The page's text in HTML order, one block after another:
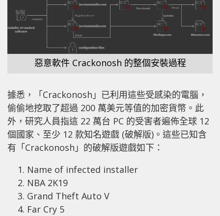
惡意軟件 Crackonosh 的整個安裝過程
據悉，「Crackonosh」已利用這些受感染的電腦，
偷偷地挖取了超過 200 萬美元等值的加密貨幣。此
外，研究人員指這 22 萬台 PC 的受害者遍佈全球 12
個國家、至少 12 款知名遊戲 (破解版)。這些已知含
有「Crackonosh」的破解版遊戲如下：
Name of infected installer
NBA 2K19
Grand Theft Auto V
Far Cry 5